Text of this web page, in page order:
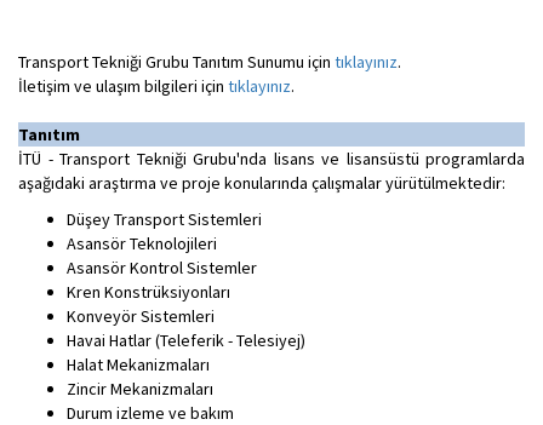
Transport Tekniği Grubu Tanıtım Sunumu için tıklayınız.
İletişim ve ulaşım bilgileri için tıklayınız.
Tanıtım
İTÜ - Transport Tekniği Grubu'nda lisans ve lisansüstü programlarda
aşağıdaki araştırma ve proje konularında çalışmalar yürütülmektedir:
Düşey Transport Sistemleri
Asansör Teknolojileri
Asansör Kontrol Sistemler
Kren Konstrüksiyonları
Konveyör Sistemleri
Havai Hatlar (Teleferik - Telesiyej)
Halat Mekanizmaları
Zincir Mekanizmaları
Durum izleme ve bakım